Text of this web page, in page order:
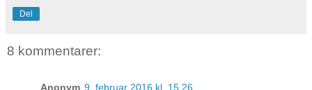
Del
8 kommentarer:
Anonym 9. februar 2016 kl. 15.26